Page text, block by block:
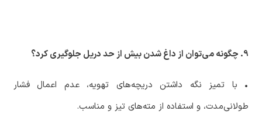
9. چگونه می‌توان از داغ شدن بیش از حد دریل جلوگیری کرد؟
‏• با تمیز نگه داشتن دریچه‌های تهویه، عدم اعمال فشار
طولانی‌مدت، و استفاده از مته‌های تیز و مناسب.